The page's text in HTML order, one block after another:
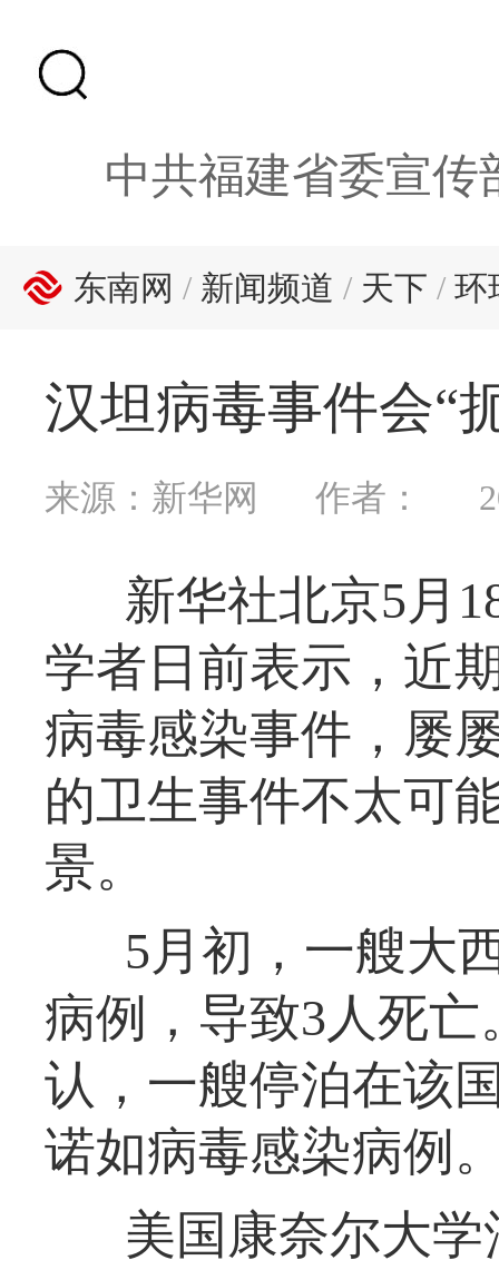
中共福建省委宣传
东南网 / 新闻频道 / 天下 / 环
汉坦病毒事件会“
来源：新华网 作者：
新华社北京5月
学者日前表示，近
病毒感染事件，屡
的卫生事件不太可
景。
5月初，一艘大
病例，导致3人死
认，一艘停泊在该
诺如病毒感染病例
美国康奈尔大